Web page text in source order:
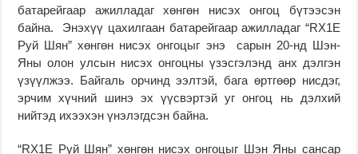
батарейгаар ажилладаг хөнгөн нисэх онгоц бүтээсэн
байна. Энэхүү цахилгаан батарейгаар ажилладаг “RX1E
Руй Шян” хөнгөн нисэх онгоцыг энэ сарын 20-нд Шэн-
Яны олон улсын нисэх онгоцны үзэсгэлэнд анх дэлгэн
үзүүлжээ. Байгаль орчинд ээлтэй, бага өртгөөр нисдэг,
эрчим хүчний шинэ эх үүсвэртэй уг онгоц нь дэлхий
нийтэд ихээхэн үнэлэгдсэн байна.
“RX1E Руй Шян” хөнгөн нисэх онгоцыг Шэн Яны сансар